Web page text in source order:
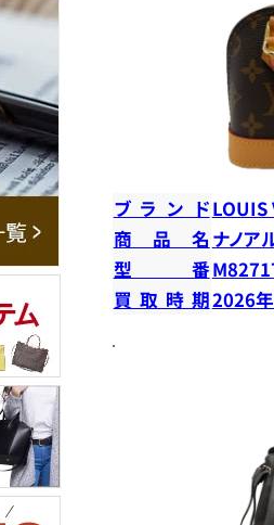
ブランドLOUIS
商品名 ナノア
型番
買取時期2026